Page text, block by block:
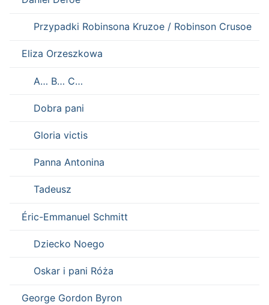
Przypadki Robinsona Kruzoe / Robinson Crusoe
Eliza Orzeszkowa
A… B… C…
Dobra pani
Gloria victis
Panna Antonina
Tadeusz
Éric-Emmanuel Schmitt
Dziecko Noego
Oskar i pani Róża
George Gordon Byron